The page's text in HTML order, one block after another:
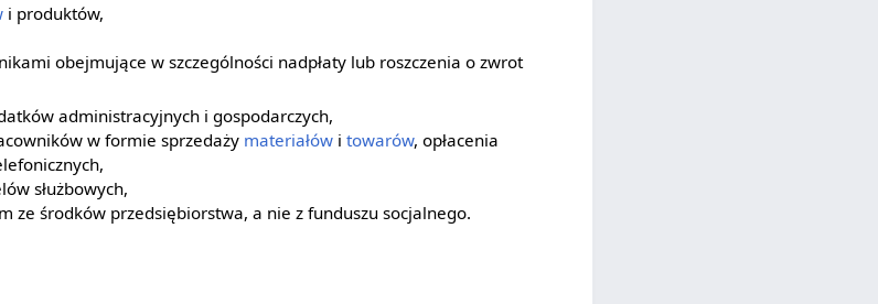
i produktów,
obejmujące w szczególności nadpłaty lub roszczenia o zwrot
administracyjnych i gospodarczych,
w formie sprzedaży materiałów i towarów, opłacenia
służbowych,
ze środków przedsiębiorstwa, a nie z funduszu socjalnego.